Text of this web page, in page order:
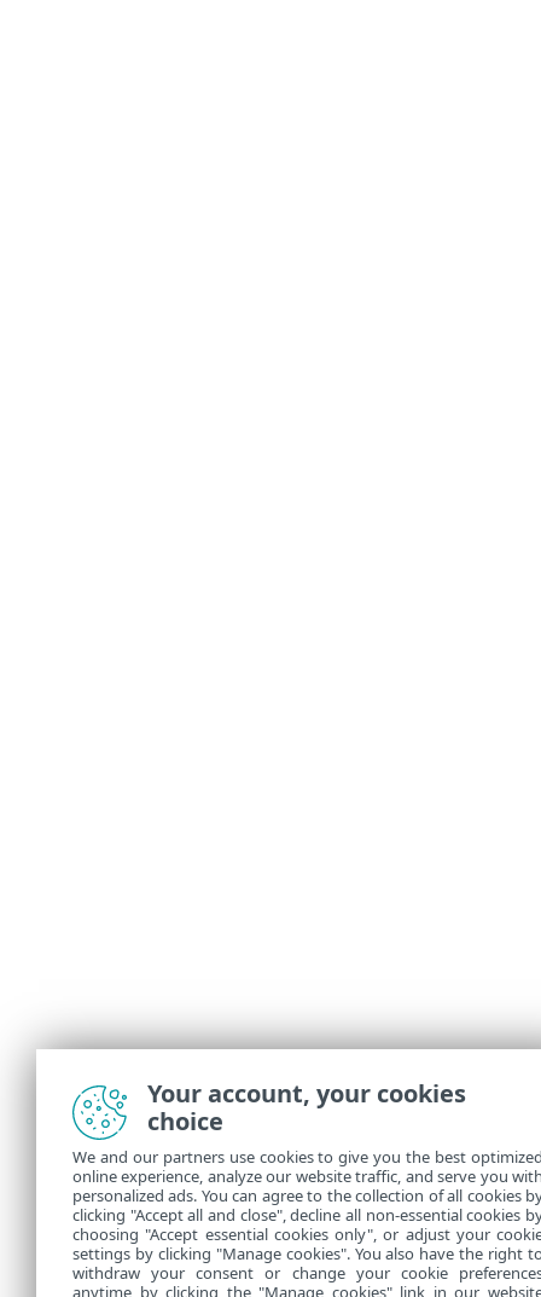
Your account, your cookies
choice
We and our partners use cookies to give you the best
online experience, analyze our website traffic, and serve you
personalized ads. You can agree to the collection of all cookies
clicking "Accept all and close", decline all non-essential cookies
choosing "Accept essential cookies only", or adjust your
settings by clicking "Manage cookies". You also have the right
withdraw your consent or change your cookie
anytime by clicking the "Manage cookies" link in our